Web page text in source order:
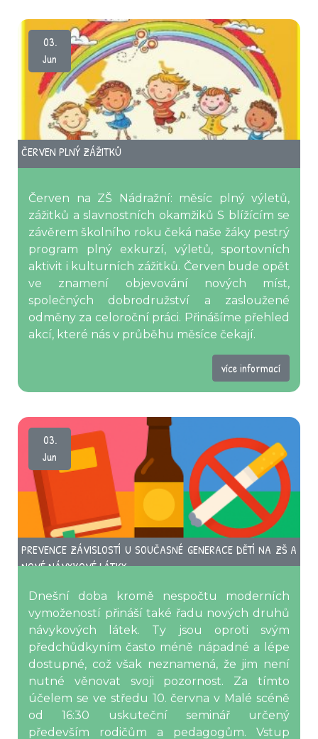
03.
Jun
ČERVEN PLNÝ ZÁŽITKŮ
Červen na ZŠ Nádražní: měsíc plný výletů,
zážitků a slavnostních okamžiků S blížícím se
závěrem školního roku čeká naše žáky pestrý
program plný exkurzí, výletů, sportovních
aktivit i kulturních zážitků. Červen bude opět
ve znamení objevování nových míst,
společných dobrodružství a zasloužené
odměny za celoroční práci. Přinášíme přehled
akcí, které nás v průběhu měsíce čekají.
více informací
03.
Jun
PREVENCE ZÁVISLOSTÍ U SOUČASNÉ GENERACE DĚTÍ NA ZŠ A
NOVÉ NÁVYKOVÉ LÁTKY
Dnešní doba kromě nespočtu moderních
vymožeností přináší také řadu nových druhů
návykových látek. Ty jsou oproti svým
předchůdkyním často méně nápadné a lépe
dostupné, což však neznamená, že jim není
nutné věnovat svoji pozornost. Za tímto
účelem se ve středu 10. června v Malé scéně
od 16:30 uskuteční seminář určený
především rodičům a pedagogům. Vstup